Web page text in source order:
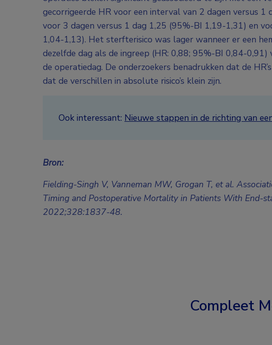
gecorrigeerde HR voor een interval van 2 dagen versus
voor 3 dagen versus 1 dag 1,25 (95%-BI 1,19-1,31) en
1,04-1,13). Het sterfterisico was lager wanneer er een
dezelfde dag als de ingreep (HR: 0,88; 95%-BI 0,84-0,91)
de operatiedag. De onderzoekers benadrukken dat de
dat de verschillen in absolute risico’s klein zijn.
Ook interessant: Nieuwe stappen in de richting van
Bron:
Fielding-Singh V, Vanneman MW, Grogan T, et al.
Timing and Postoperative Mortality in Patients With End-
2022;328:1837-48.
Compleet